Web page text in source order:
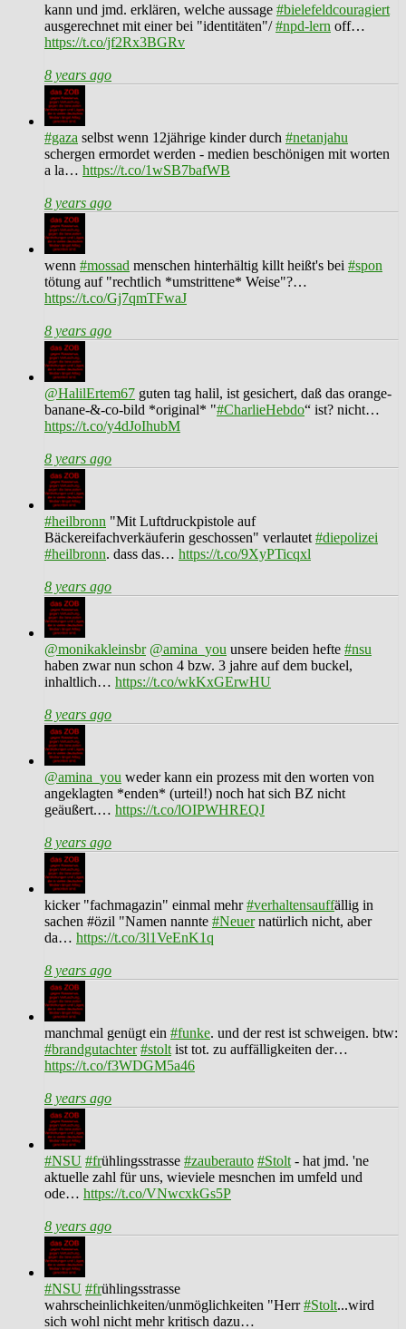
kann und jmd. erklären, welche aussage #bielefeldcouragiert
ausgerechnet mit einer bei "identitäten"/#npd-lern off…
https://t.co/jf2Rx3BGRv
8 years ago
#gaza selbst wenn 12jährige kinder durch #netanjahu
schergen ermordet werden - medien beschönigen mit worten
a la… https://t.co/1wSB7bafWB
8 years ago
wenn #mossad menschen hinterhältig killt heißt's bei #spon
tötung auf "rechtlich *umstrittene* Weise"?…
https://t.co/Gj7qmTFwaJ
8 years ago
@HalilErtem67 guten tag halil, ist gesichert, daß das orange-
banane-&-co-bild *original* "#CharlieHebdo“ ist? nicht…
https://t.co/y4dJoIhubM
8 years ago
#heilbronn "Mit Luftdruckpistole auf
Bäckereifachverkäuferin geschossen" verlautet #diepolizei
#heilbronn. dass das… https://t.co/9XyPTicqxl
8 years ago
@monikakleinsbr @amina_you unsere beiden hefte #nsu
haben zwar nun schon 4 bzw. 3 jahre auf dem buckel,
inhaltlich… https://t.co/wkKxGErwHU
8 years ago
@amina_you weder kann ein prozess mit den worten von
angeklagten *enden* (urteil!) noch hat sich BZ nicht
geäußert.… https://t.co/lOIPWHREQJ
8 years ago
kicker "fachmagazin" einmal mehr#verhaltensauffällig in
sachen #özil "Namen nannte #Neuernatürlich nicht, aber
da… https://t.co/3l1VeEnK1q
8 years ago
manchmal genügt ein #funke. und der rest ist schweigen. btw:
#brandgutachter #stolt ist tot. zu auffälligkeiten der…
https://t.co/f3WDGM5a46
8 years ago
#NSU #frühlingsstrasse #zauberauto #Stolt - hat jmd. 'ne
aktuelle zahl für uns, wieviele mesnchen im umfeld und
ode… https://t.co/VNwcxkGs5P
8 years ago
#NSU #frühlingsstrasse
wahrscheinlichkeiten/unmöglichkeiten "Herr#Stolt...wird
sich wohl nicht mehr kritisch dazu…